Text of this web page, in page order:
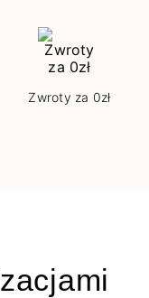
Zwroty za 0zł